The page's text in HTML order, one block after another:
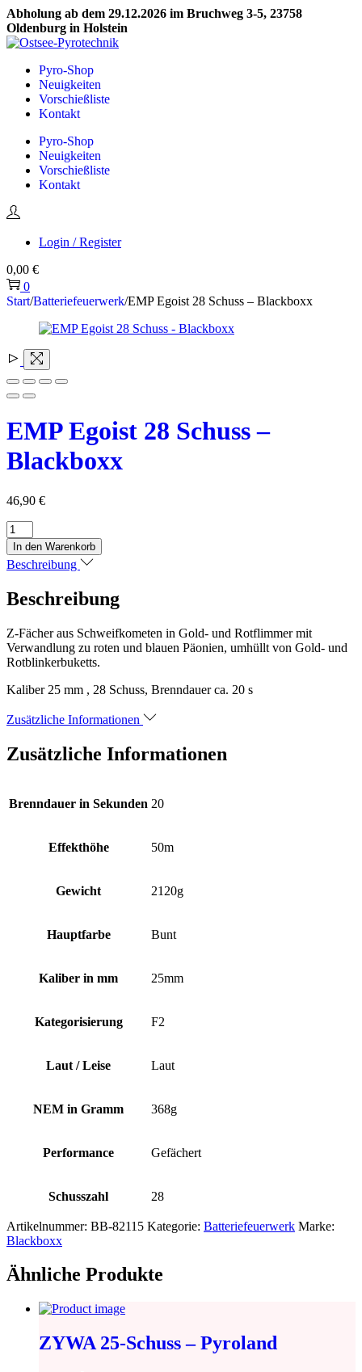
Abholung ab dem 29.12.2026 im Bruchweg 3-5, 23758
Oldenburg in Holstein
Skip
navigation
Skip
contentPyro-Shop
Neuigkeiten
Vorschießliste
Kontakt
Pyro-Shop
Neuigkeiten
Vorschießliste
Kontakt
Login / Register
0,00 €
0
Start/Batteriefeuerwerk/EMP Egoist 28 Schuss – Blackboxx
EMP Egoist 28 Schuss –
Blackboxx
46,90 €
EMP
Egoist
28
Schuss
Blackboxx
In den Warenkorb
Beschreibung
Beschreibung
Z-Fächer aus Schweifkometen in Gold- und Rotflimmer mit
Verwandlung zu roten und blauen Päonien, umhüllt von Gold- und
Rotblinkerbuketts.
Kaliber 25 mm , 28 Schuss, Brenndauer ca. 20 s
Zusätzliche Informationen
Zusätzliche Informationen
Brenndauer in Sekunden 20
Effekthöhe 50m
Gewicht 2120g
Hauptfarbe Bunt
Kaliber in mm 25mm
Kategorisierung F2
Laut / Leise Laut
NEM in Gramm 368g
Performance Gefächert
Schusszahl 28
Artikelnummer: BB-82115 Kategorie: Batteriefeuerwerk Marke:
Blackboxx
Ähnliche Produkte
ZYWA 25-Schuss – Pyroland